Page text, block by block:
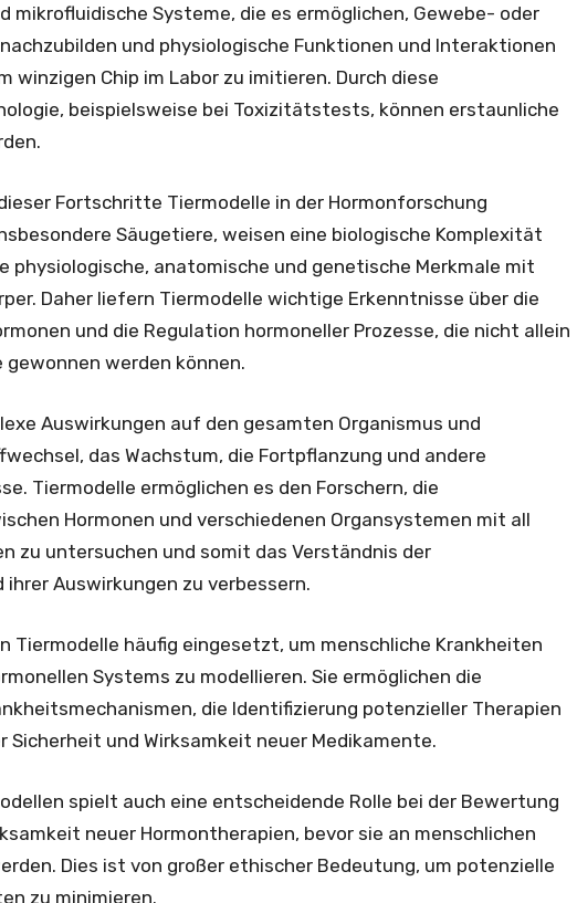
mikrofluidische Systeme, die es ermöglichen, Gewebe- oder
und physiologische Funktionen und Interaktionen
winzigen Chip im Labor zu imitieren. Durch diese
beispielsweise bei Toxizitätstests, können erstaunliche
Fortschritte Tiermodelle in der Hormonforschung
Säugetiere, weisen eine biologische Komplexität
physiologische, anatomische und genetische Merkmale mit
Daher liefern Tiermodelle wichtige Erkenntnisse über die
und die Regulation hormoneller Prozesse, die nicht allein
werden können.
Auswirkungen auf den gesamten Organismus und
das Wachstum, die Fortpflanzung und andere
Tiermodelle ermöglichen es den Forschern, die
Hormonen und verschiedenen Organsystemen mit all
zu untersuchen und somit das Verständnis der
Auswirkungen zu verbessern.
Tiermodelle häufig eingesetzt, um menschliche Krankheiten
Systems zu modellieren. Sie ermöglichen die
die Identifizierung potenzieller Therapien
Sicherheit und Wirksamkeit neuer Medikamente.
spielt auch eine entscheidende Rolle bei der Bewertung
neuer Hormontherapien, bevor sie an menschlichen
Dies ist von großer ethischer Bedeutung, um potenzielle
zu minimieren.